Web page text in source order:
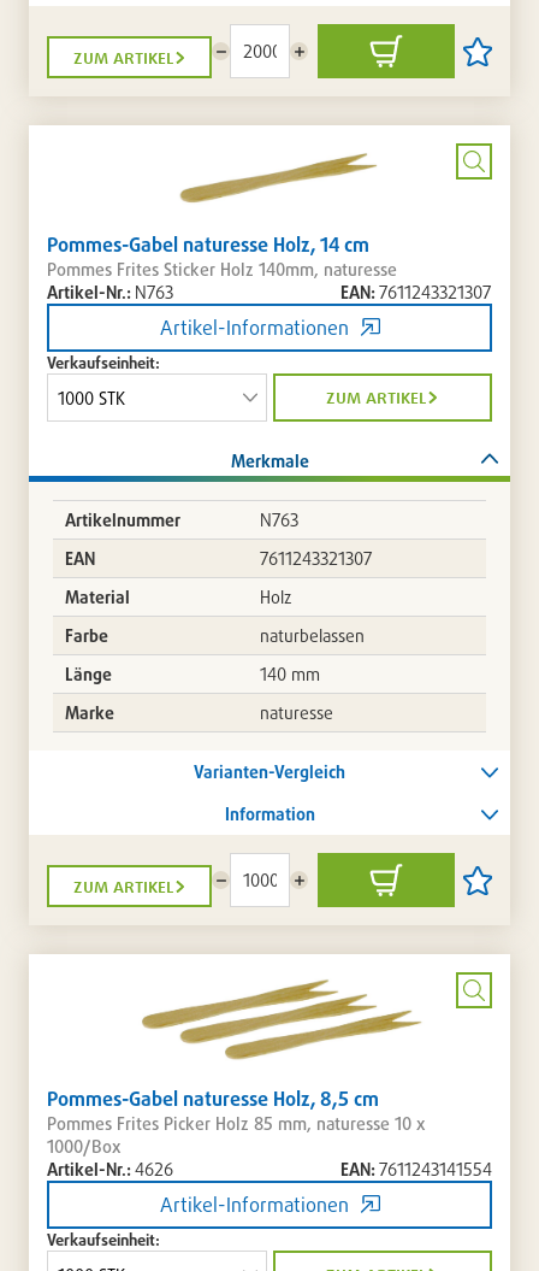
zum artikel
Menge
reduzieren
Menge
erhöhen
In
den
Artikel
setzen
/
Bild
Pommes-Gabel naturesse Holz, 14 cm
Pommes Frites Sticker Holz 140mm, naturesse
Artikel-Nr.: N763 EAN:7611243321307
Artikel-Informationen
Verkaufseinheit:
zum artikel
Merkmale
Artikelnummer
N763
EAN
7611243321307
Material
Holz
Farbe
naturbelassen
Länge
140 mm
Marke
naturesse
Varianten-Vergleich
Information
zum artikel
Menge
reduzieren
Menge
erhöhen
In
den
Artikel
/
Bild
Pommes-Gabel naturesse Holz, 8,5 cm
Pommes Frites Picker Holz 85 mm, naturesse 10 x
1000/Box
Artikel-Nr.:4626 EAN:7611243141554
Artikel-Informationen
Verkaufseinheit: